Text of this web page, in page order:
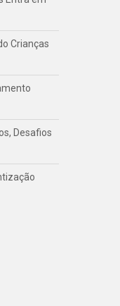
Crianças
Desafios